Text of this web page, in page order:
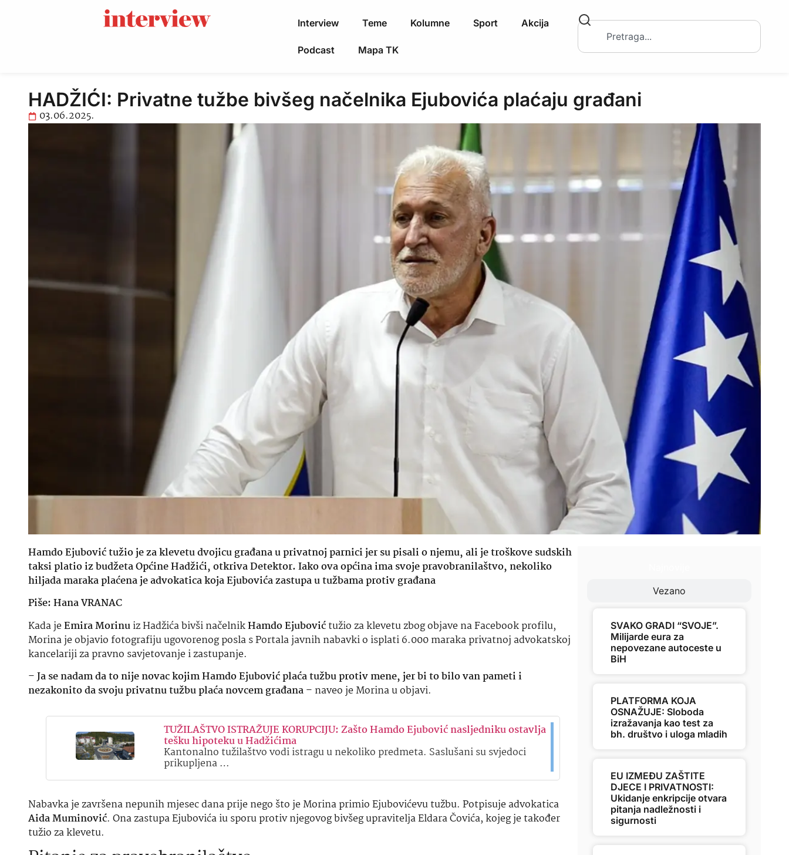
Interview Teme Kolumne Sport Akcija
Podcast Mapa TK
HADŽIĆI: Privatne tužbe bivšeg načelnika Ejubovića plaćaju građani
03.06.2025.
Hamdo Ejubović tužio je za klevetu dvojicu građana u privatnoj parnici jer su pisali o njemu, ali je troškove sudskih
taksi platio iz budžeta Općine Hadžići, otkriva Detektor. Iako ova općina ima svoje pravobranilaštvo, nekoliko
hiljada maraka plaćena je advokatica koja Ejubovića zastupa u tužbama protiv građana
Piše: Hana VRANAC
Kada jeEmira Morinuiz Hadžića bivši načelnikHamdo Ejubovićtužio za klevetu zbog objave na Facebook profilu,
Morina je objavio fotografiju ugovorenog posla s Portala javnih nabavki o isplati 6.000 maraka privatnoj advokatskoj
kancelariji za pravno savjetovanje i zastupanje.
–Ja se nadam da to nije novac kojim Hamdo Ejubović plaća tužbu protiv mene, jer bi to bilo van pameti i
nezakonito da svoju privatnu tužbu plaća novcem građana– naveo je Morina u objavi.
TUŽILAŠTVO ISTRAŽUJE KORUPCIJU: Zašto Hamdo Ejubović nasljedniku ostavlja
tešku hipoteku u Hadžićima
Kantonalno tužilaštvo vodi istragu u nekoliko predmeta. Saslušani su svjedoci
prikupljena …
Nabavka je završena nepunih mjesec dana prije nego što je Morina primio Ejubovićevu tužbu. Potpisuje advokatica
Aida Muminović. Ona zastupa Ejubovića iu sporu protiv njegovog bivšeg upravitelja Eldara Čovića, kojeg je također
tužio za klevetu.
Vezano
SVAKO GRADI “SVOJE”.
Milijarde eura za
nepovezane autoceste u
BiH
PLATFORMA KOJA
OSNAŽUJE: Sloboda
izražavanja kao test za
bh. društvo i uloga mladih
EU IZMEĐU ZAŠTITE
DJECE I PRIVATNOSTI:
Ukidanje enkripcije otvara
pitanja nadležnosti i
sigurnosti